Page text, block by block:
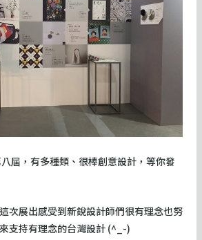
屆，有多種類、很棒創意設計，等你發
次展出感受到新銳設計師們很有理念也努
支持有理念的台灣設計 (^_-)